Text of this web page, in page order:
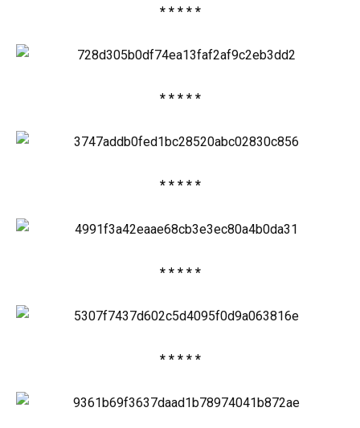
* * * * *
* * * * *
* * * * *
* * * * *
* * * * *